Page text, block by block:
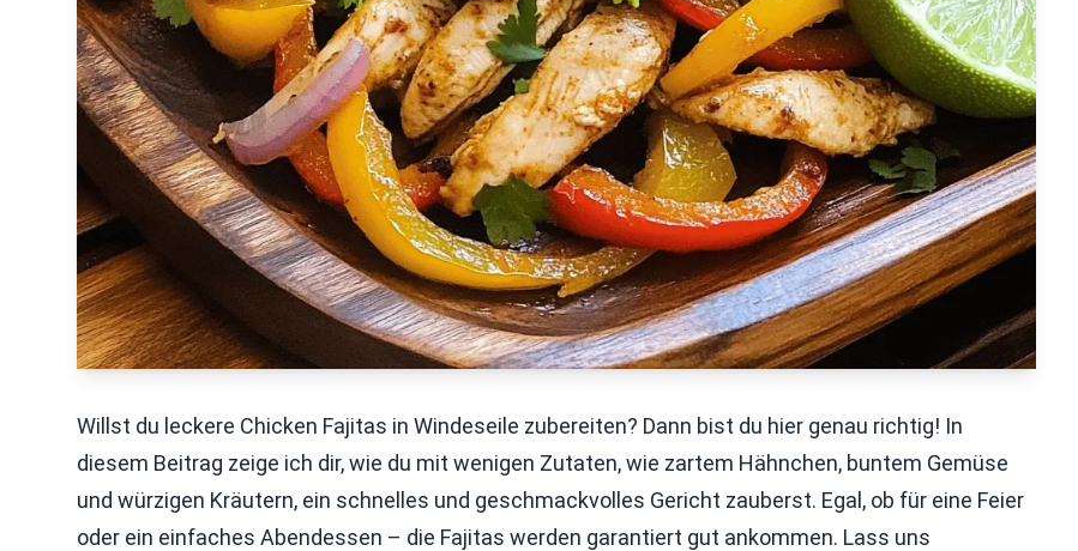
Willst du leckere Chicken Fajitas in Windeseile zubereiten? Dann bist du hier genau richtig! In
diesem Beitrag zeige ich dir, wie du mit wenigen Zutaten, wie zartem Hähnchen, buntem Gemüse
und würzigen Kräutern, ein schnelles und geschmackvolles Gericht zauberst. Egal, ob für eine Feier
oder ein einfaches Abendessen – die Fajitas werden garantiert gut ankommen. Lass uns